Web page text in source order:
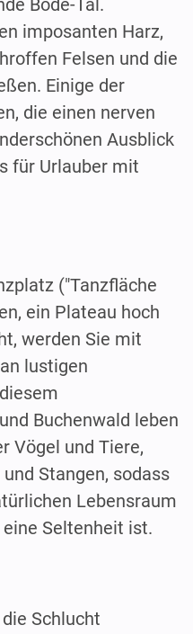
imposanten Harz,
Felsen und die
Einige der
die einen nerven
Ausblick
für Urlauber mit
("Tanzfläche
ein Plateau hoch
werden Sie mit
lustigen
Buchenwald leben
Vögel und Tiere,
Stangen, sodass
Lebensraum
Seltenheit ist.
Schlucht